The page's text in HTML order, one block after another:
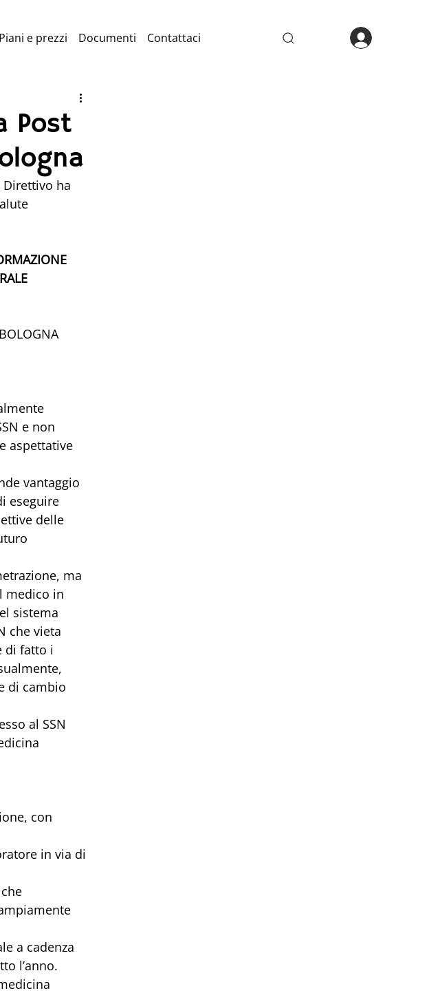
Piani e prezzi Documenti Contattaci
Post
ha
e non
aspettative
vantaggio
eseguire
delle
ma
medico in
sistema
che vieta
di fatto i
di cambio
al SSN
con
in via di
a cadenza
l’anno.